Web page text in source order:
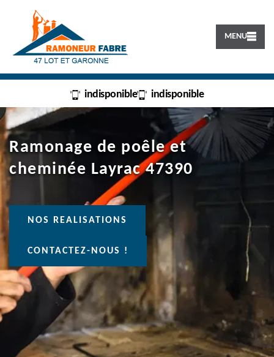
MENU
indisponible indisponible
Ramonage de poêle et
cheminée Layrac 47390
NOS REALISATIONS
CONTACTEZ-NOUS !